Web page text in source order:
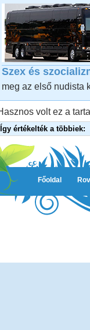
Szex és
meg az első nudista
volt ez a
Így értékelték a többiek:
Főoldal